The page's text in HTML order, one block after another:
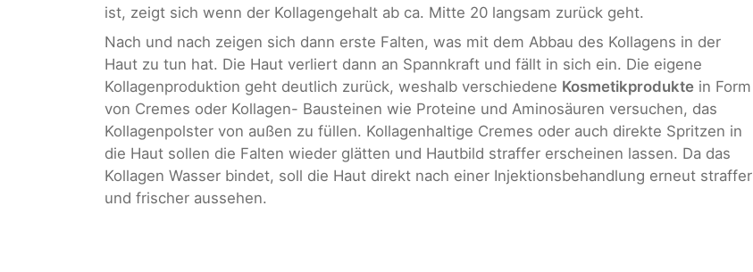
ist, zeigt sich wenn der Kollagengehalt ab ca. Mitte 20 langsam zurück geht.
Nach und nach zeigen sich dann erste Falten, was mit dem Abbau des Kollagens in der
Haut zu tun hat. Die Haut verliert dann an Spannkraft und fällt in sich ein. Die eigene
Kollagenproduktion geht deutlich zurück, weshalb verschiedene Kosmetikprodukte in Form
von Cremes oder Kollagen- Bausteinen wie Proteine und Aminosäuren versuchen, das
Kollagenpolster von außen zu füllen. Kollagenhaltige Cremes oder auch direkte Spritzen in
die Haut sollen die Falten wieder glätten und Hautbild straffer erscheinen lassen. Da das
Kollagen Wasser bindet, soll die Haut direkt nach einer Injektionsbehandlung erneut straffer
und frischer aussehen.